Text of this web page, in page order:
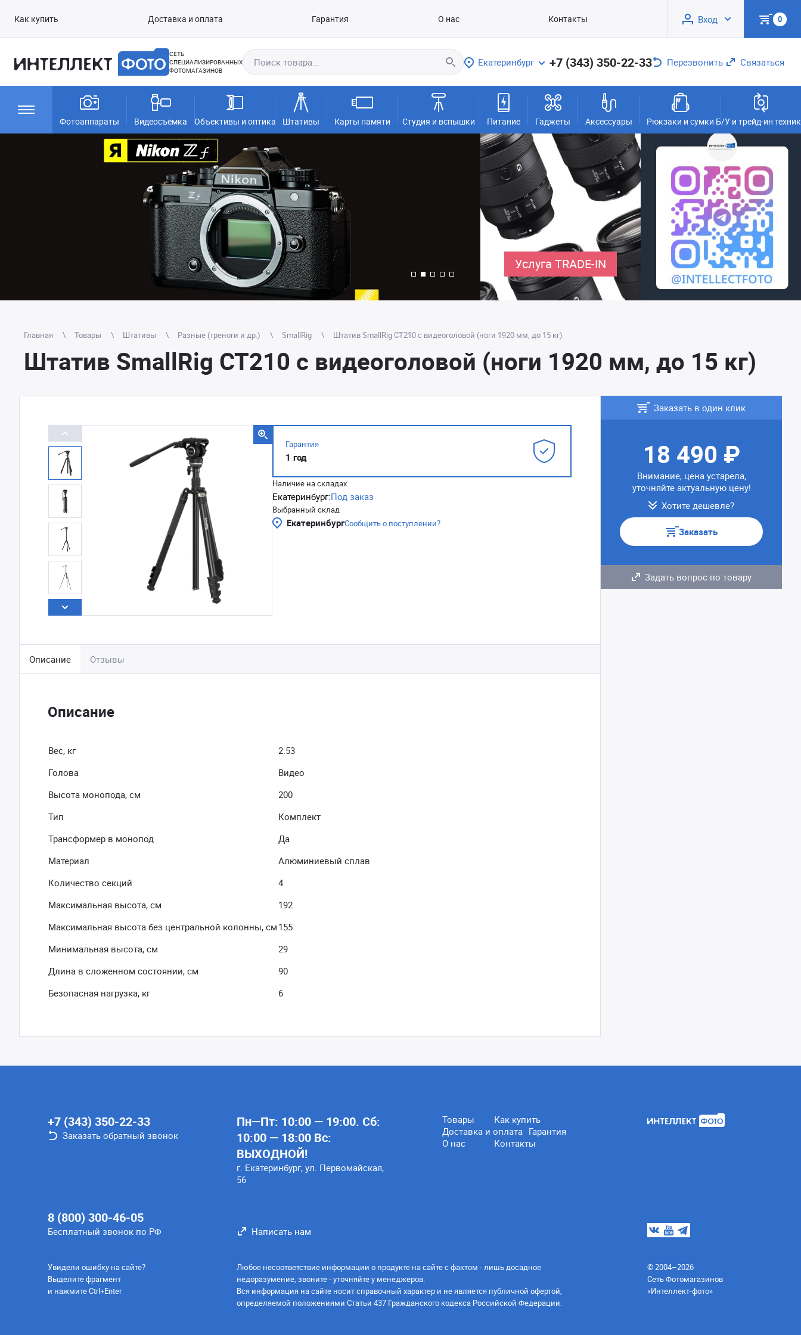
Как купить Доставка и оплата Гарантия О нас Контакты Вход 0
СЕТЬ
СПЕЦИАЛИЗИРОВАННЫХ
ФОТОМАГАЗИНОВ
Екатеринбург +7 (343) 350-22-33 Перезвонить Связаться
Фотоаппараты Видеосъёмка Объективы и оптика Штативы Карты памяти Студия и вспышки Питание Гаджеты Аксессуары Рюкзаки и сумки Б/У и трейд-ин
Услуга TRADE-IN
Главная Товары Штативы Разные (треноги и др.) SmallRig Штатив SmallRig CT210 с видеоголовой (ноги 1920 мм, до 15 кг)
Штатив SmallRig CT210 с видеоголовой (ноги 1920 мм, до 15 кг)
Гарантия
1 год
Наличие на складах
Екатеринбург:Под заказ
Выбранный склад
ЕкатеринбургСообщить о поступлении?
Описание Отзывы
Описание
Вес, кг
2.53
Голова
Видео
Высота монопода, см
200
Тип
Комплект
Трансформер в монопод
Да
Материал
Алюминиевый сплав
Количество секций
4
Максимальная высота, см
192
Максимальная высота без центральной колонны, см 155
Минимальная высота, см
29
Длина в сложенном состоянии, см
90
Безопасная нагрузка, кг
6
Заказать в один клик
18 490 ₽
Внимание, цена устарела,
уточняйте актуальную цену!
Хотите дешевле?
Заказать
Задать вопрос по товару
+7 (343) 350-22-33
Заказать обратный звонок
8 (800) 300-46-05
Бесплатный звонок по РФ
Пн—Пт: 10:00 — 19:00. Сб:
10:00 — 18:00 Вс:
ВЫХОДНОЙ!
г. Екатеринбург, ул. Первомайская,
56
Товары
Как купить
Доставка и оплата Гарантия
О нас
Контакты
Написать нам
Увидели ошибку на сайте?
Выделите фрагмент
и нажмите Ctrl+Enter
Любое несоответствие информации о продукте на сайте с фактом - лишь досадное
недоразумение, звоните - уточняйте у менеджеров.
Вся информация на сайте носит справочный характер и не является публичной офертой,
определяемой положениями Статьи 437 Гражданского кодекса Российской Федерации.
© 2004–2026
Сеть Фотомагазинов
«Интеллект-фото»